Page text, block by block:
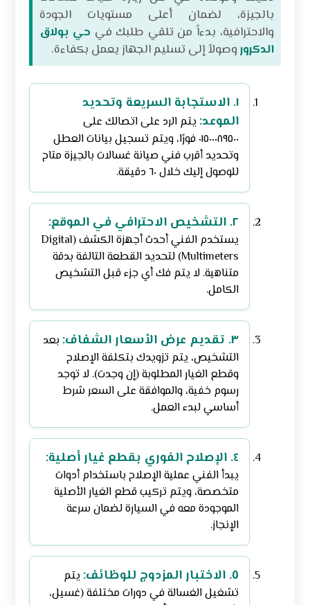
بالجيزة، لضمان أعلى مستويات الجودة
والاحترافية، بدءاً من تلقي طلبك في حي بولاق
الدكروروصولاً إلى تسليم الجهاز يعمل بكفاءة.
١. الاستجابة السريعة وتحديد
الموعد: يتم الرد على اتصالك على
٠١٥٠٠٠٨٩٥٠٠ فورًا، ويتم تسجيل بيانات العطل
وتحديد أقرب فني صيانة غسالات بالجيزة متاح
للوصول إليك خلال ٦٠ دقيقة.
٢. التشخيص الاحترافي في الموقع:
يستخدم الفني أحدث أجهزة الكشف (Digital
Multimeters) لتحديد القطعة التالفة بدقة
متناهية. لا يتم فك أي جزء قبل التشخيص
الكامل.
٣. تقديم عرض الأسعار الشفاف:
بعد
التشخيص، يتم تزويدك بتكلفة الإصلاح
وقطع الغيار المطلوبة (إن وجدت). لا توجد
رسوم خفية، والموافقة على السعر شرط
أساسي لبدء العمل.
٤. الإصلاح الفوري بقطع غيار أصلية:
يبدأ الفني عملية الإصلاح باستخدام أدوات
متخصصة، ويتم تركيب قطع الغيار الأصلية
الموجودة معه في السيارة لضمان سرعة
الإنجاز.
٥. الاختبار المزدوج للوظائف:
يتم
تشغيل الغسالة في دورات مختلفة (غسيل،